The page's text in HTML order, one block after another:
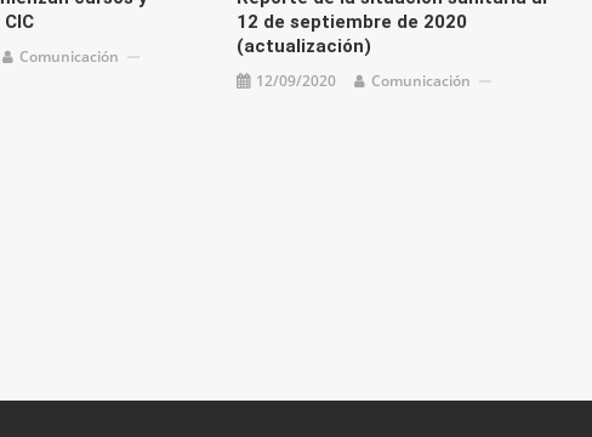
Comunicación
12 de septiembre de 2020
(actualización)
12/09/2020 Comunicación